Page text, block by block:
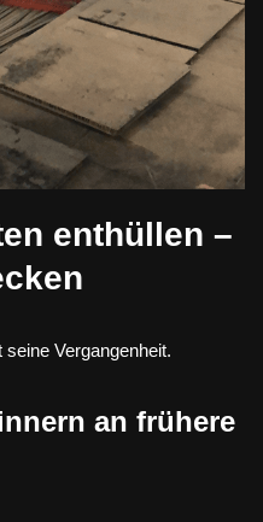
enthüllen –
Vergangenheit.
an frühere